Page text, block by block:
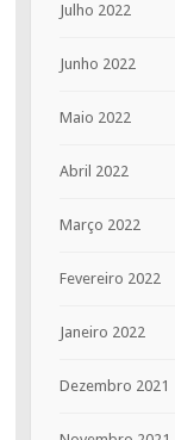
Julho 2022
Junho 2022
Maio 2022
Abril 2022
Março 2022
Fevereiro 2022
Janeiro 2022
Dezembro 2021